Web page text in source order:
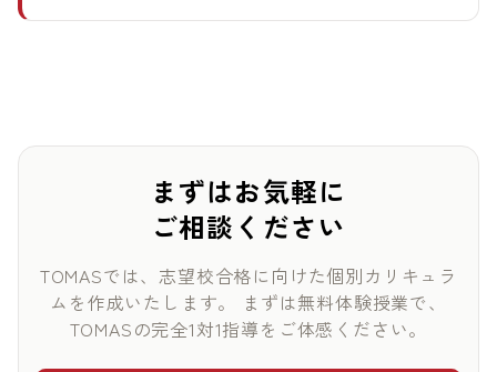
まずはお気軽に
ご相談ください
TOMASでは、志望校合格に向けた個別カリキュラ
ムを作成いたします。
まずは無料体験授業で、
TOMASの完全1対1指導をご体感ください。